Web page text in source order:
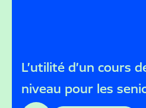
L’utilité d’un cours
niveau pour les